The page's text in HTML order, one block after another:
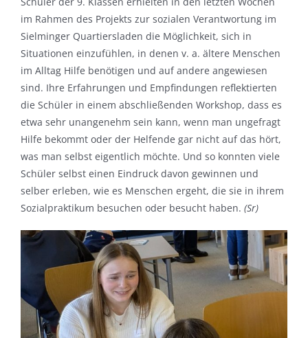
im Rahmen des Projekts zur sozialen Verantwortung im
Sielminger Quartiersladen die Möglichkeit, sich in
Situationen einzufühlen, in denen v. a. ältere Menschen
im Alltag Hilfe benötigen und auf andere angewiesen
sind. Ihre Erfahrungen und Empfindungen reflektierten
die Schüler in einem abschließenden Workshop, dass es
etwa sehr unangenehm sein kann, wenn man ungefragt
Hilfe bekommt oder der Helfende gar nicht auf das hört,
was man selbst eigentlich möchte. Und so konnten viele
Schüler selbst einen Eindruck davon gewinnen und
selber erleben, wie es Menschen ergeht, die sie in ihrem
Sozialpraktikum besuchen oder besucht haben. (Sr)